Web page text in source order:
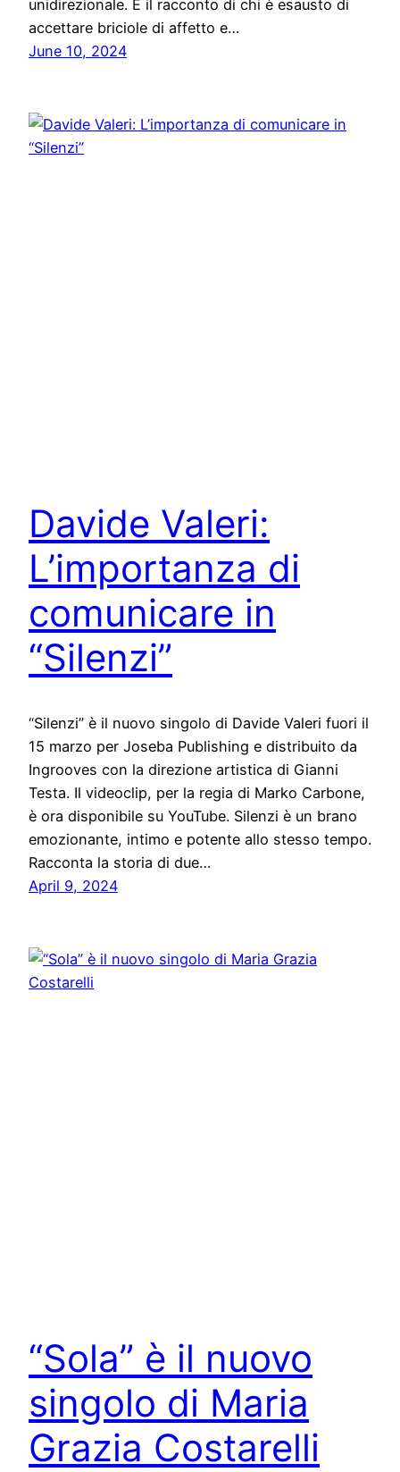
unidirezionale. È il racconto di chi è esausto di
accettare briciole di affetto e…
June 10, 2024
Davide Valeri:
L’importanza di
comunicare in
“Silenzi”
“Silenzi” è il nuovo singolo di Davide Valeri fuori il
15 marzo per Joseba Publishing e distribuito da
Ingrooves con la direzione artistica di Gianni
Testa. Il videoclip, per la regia di Marko Carbone,
è ora disponibile su YouTube. Silenzi è un brano
emozionante, intimo e potente allo stesso tempo.
Racconta la storia di due…
April 9, 2024
“Sola” è il nuovo
singolo di Maria
Grazia Costarelli